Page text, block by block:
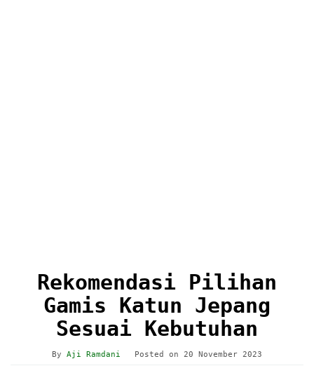
Rekomendasi Pilihan
Gamis Katun Jepang
Sesuai Kebutuhan
By Aji Ramdani Posted on 20 November 2023